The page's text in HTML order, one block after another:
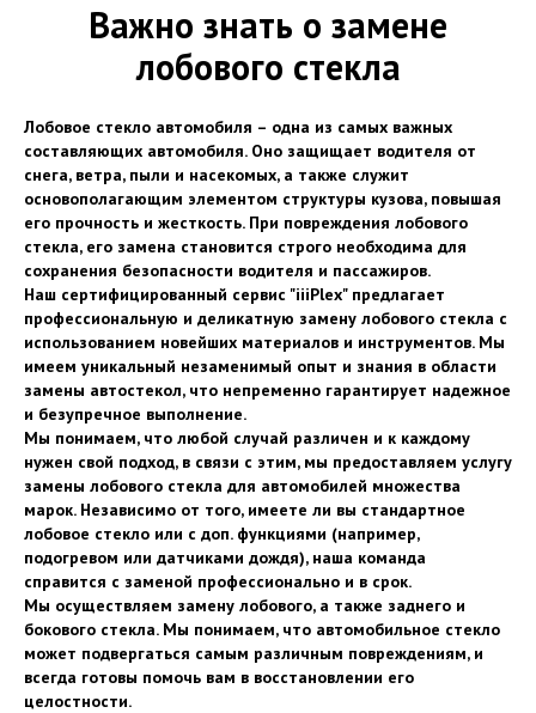
Важно знать о замене
лобового стекла
Лобовое стекло автомобиля – одна из самых важных
составляющих автомобиля. Оно защищает водителя от
снега, ветра, пыли и насекомых, а также служит
основополагающим элементом структуры кузова, повышая
его прочность и жесткость. При повреждения лобового
стекла, его замена становится строго необходима для
сохранения безопасности водителя и пассажиров.
Наш сертифицированный сервис "iiiPlex" предлагает
профессиональную и деликатную замену лобового стекла с
использованием новейших материалов и инструментов. Мы
имеем уникальный незаменимый опыт и знания в области
замены автостекол, что непременно гарантирует надежное
и безупречное выполнение.
Мы понимаем, что любой случай различен и к каждому
нужен свой подход, в связи с этим, мы предоставляем услугу
замены лобового стекла для автомобилей множества
марок. Независимо от того, имеете ли вы стандартное
лобовое стекло или с доп. функциями (например,
подогревом или датчиками дождя), наша команда
справится с заменой профессионально и в срок.
Мы осуществляем замену лобового, а также заднего и
бокового стекла. Мы понимаем, что автомобильное стекло
может подвергаться самым различным повреждениям, и
всегда готовы помочь вам в восстановлении его
целостности.